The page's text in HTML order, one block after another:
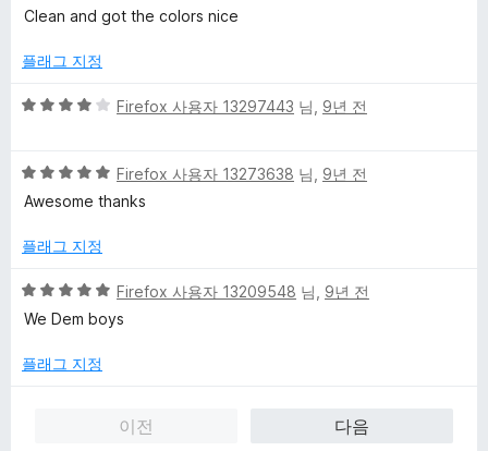
만
에
점
Clean and got the colors nice
플래그 지정
5
점
에
점
Firefox 사용자 13297443 님, 9년 전
5
점
점
5
점
Firefox 사용자 13273638 님, 9년 전
Awesome thanks
플래그 지정
5
점
점
Firefox 사용자 13209548 님, 9년 전
We Dem boys
플래그 지정
이전
다음